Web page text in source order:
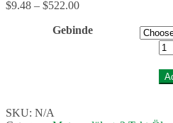
$9.48 – $522.00
Gebinde
2-
Öl
SKU: N/A